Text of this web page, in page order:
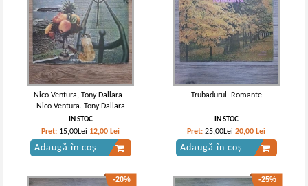
Nico Ventura, Tony Dallara -
Nico Ventura. Tony Dallara
IN STOC
Pret:15,00Lei 12,00 Lei
Adaugă în coș
Trubadurul. Romante
IN STOC
Pret:25,00Lei 20,00 Lei
Adaugă în coș
-20% -25%